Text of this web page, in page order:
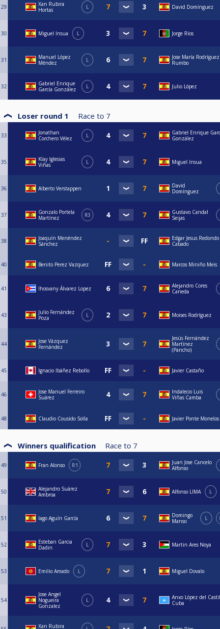
29
Xan Rubira
Hortas
L David Domínguez
30 Miguel Insua L Jorge Ríos
31
Manuel López
Méndez
L
Jose María Rodríguez
Rumbo
32
Gabriel Enrique
García González
L Julio López
Loser round 1 Race to 7
33
Jonathan
Corchero Vélez
L
Gabriel Enrique
González
35
Klay Iglesias
Viñas
L Miguel Insua
36 Alberto Verstappen
David
Domínguez
37
Gonzalo Portela
Martínez
R3
Gustavo Candal
Seijas
38
Joaquín Menéndez
Sánchez
Edgar Jesus Redondo
Cabado
40 Benito Perez Vazquez Marcos Miniño Meis
41 Ihosvany Álvarez Lopez
Alejandro Cores
Caneda
43
Julio Fernández
Poza
L Moises Rodríguez
44
Jose Vázquez
Fernández
Jesús Fernández
Martínez
(Pancho)
45 Ignacio Ibáñez Rebollo Javier Castaño
46
Jose Manuel Ferreiro
Suárez
Indalecio Luis
Viñas Camba
48 Claudio Cousido Solla Javier Ponte Monelos
Winners qualification Race to 7
49 Fran Alonso R1
Juan Jose Cancelo
Alfonso
50
Alejandro Suárez
Ambroa
Alfonso LIMA L
51 Iago Aguín García
Domingo
Manso
L
52
Esteban Garcia
Dadin
L Martin Ares Noya
53 Emilio Amado L Miguel Dovalo
54
Jose Angel
Nogueira
Gonzalez
L
Anxo López del
Cuba
Xan Rubira